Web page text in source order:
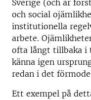
Sverige (och är
och social
institutionella
arbete.
ofta långt tillbaka i
känna igen
redan i det
Ett exempel på